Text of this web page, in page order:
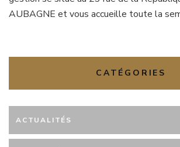
AUBAGNE et vous accueille toute la
CATÉGORIES
ACTUALITÉS